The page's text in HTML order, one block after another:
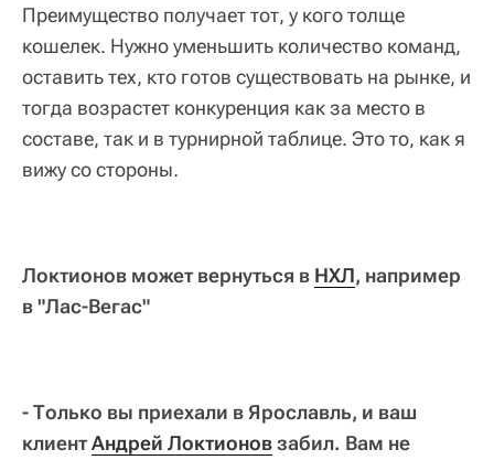
Преимущество получает тот, у кого толще
кошелек. Нужно уменьшить количество команд,
оставить тех, кто готов существовать на рынке, и
тогда возрастет конкуренция как за место в
составе, так и в турнирной таблице. Это то, как я
вижу со стороны.
Локтионов может вернуться в НХЛ, например
в "Лас-Вегас"
- Только вы приехали в Ярославль, и ваш
клиентАндрей Локтионовзабил. Вам не